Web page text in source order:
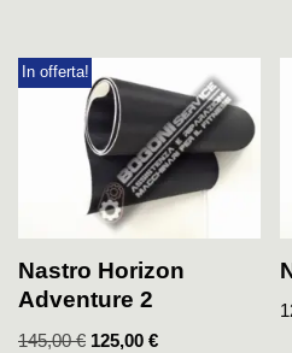
In offerta!
Nastro Horizon
Adventure 2
145,00€ 125,00 €